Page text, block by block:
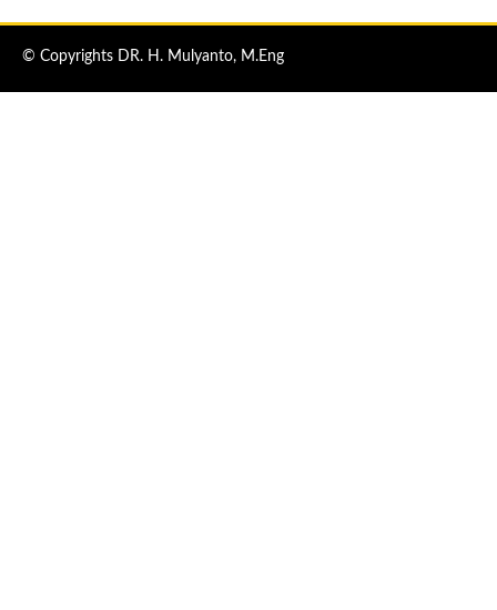
© Copyrights DR. H. Mulyanto, M.Eng